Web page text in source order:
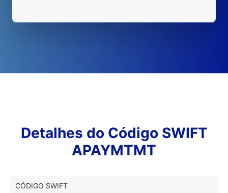
Detalhes do Código SWIFT
APAYMTMT
CÓDIGO SWIFT